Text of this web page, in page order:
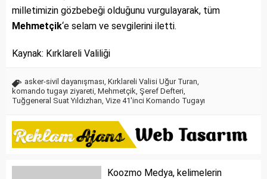
milletimizin gözbebeği olduğunu vurgulayarak, tüm
Mehmetçik‘e selam ve sevgilerini iletti.
Kaynak: Kırklareli Valiliği
asker-sivil dayanışması, Kırklareli Valisi Uğur Turan,
komando tugayı ziyareti, Mehmetçik, Şeref Defteri,
Tuğgeneral Suat Yıldızhan, Vize 41'inci Komando Tugayı
Koozmo Medya, kelimelerin